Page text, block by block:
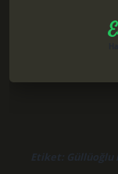
Etiket: Güllüoğlu